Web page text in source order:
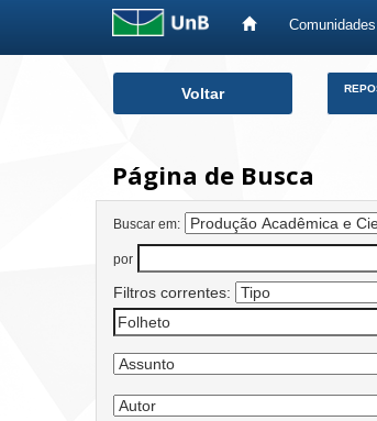
Voltar
Página de Busca
Buscar em:
por
Filtros correntes: